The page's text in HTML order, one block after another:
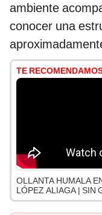
ambiente
conocer una
TE
OLLANTA HUMALA
LÓPEZ ALIAGA | SIN